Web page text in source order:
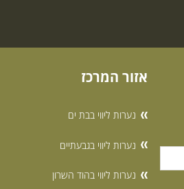
אזור המרכז
נערות ליווי בבת ים
נערות ליווי בגבעתיים
נערות ליווי בהוד השרון